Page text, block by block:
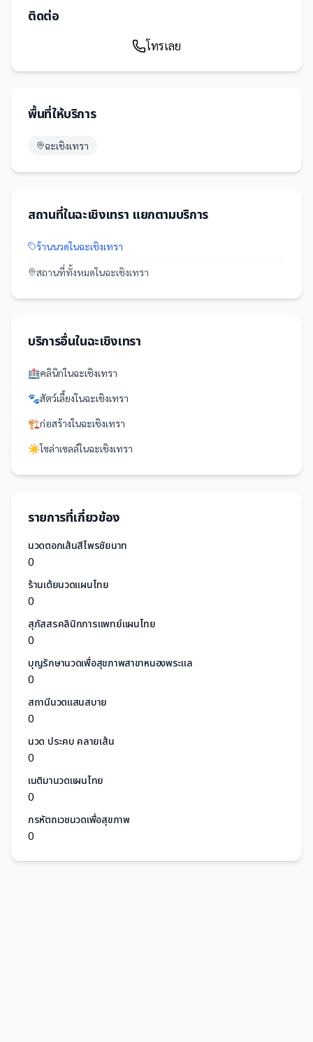
ติดต่อ
โทรเลย
พื้นที่ให้บริการ
ฉะเชิงเทรา
สถานที่ในฉะเชิงเทรา แยกตามบริการ
ร้านนวดในฉะเชิงเทรา
สถานที่ทั้งหมดในฉะเชิงเทรา
บริการอื่นในฉะเชิงเทรา
🏥คลินิกในฉะเชิงเทรา
🐾สัตว์เลี้ยงในฉะเชิงเทรา
🏗️ก่อสร้างในฉะเชิงเทรา
☀️โซล่าเซลล์ในฉะเชิงเทรา
รายการที่เกี่ยวข้อง
นวดตอกเส้นสีไพรชัยนาท
0
ร้านเต้ยนวดแผนไทย
0
สุภัสสรคลินิกการแพทย์แผนไทย
0
บุญรักษานวดเพื่อสุขภาพสาขาหนองพระแล
0
สถานีนวดแสนสบาย
0
นวด ประคบ คลายเส้น
0
เนติมานวดแผนไทย
0
กรหัตถเวชนวดเพื่อสุขภาพ
0